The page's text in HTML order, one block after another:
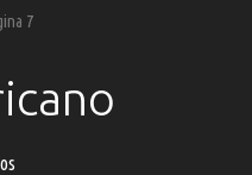
7